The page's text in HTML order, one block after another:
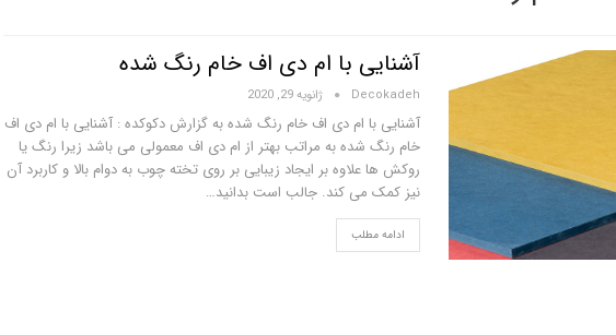
آشنایی با ام دی اف خام رنگ شده
Decokadeh ژانویه 29, 2020
آشنایی با ام دی اف خام رنگ شده به گزارش دکوکده : آشنایی با ام دی اف
خام رنگ شده به مراتب بهتر از ام دی اف معمولی می باشد زیرا رنگ یا
روکش ها علاوه بر ایجاد زیبایی بر روی تخته چوب به دوام بالا و کاربرد آن
نیز کمک می کند. جالب است بدانید…
ادامه مطلب